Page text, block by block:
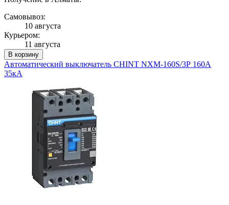
Самовывоз:
10 августа
Курьером:
11 августа
В корзину
Автоматический выключатель CHINT NXM-160S/3Р 160A
35кА